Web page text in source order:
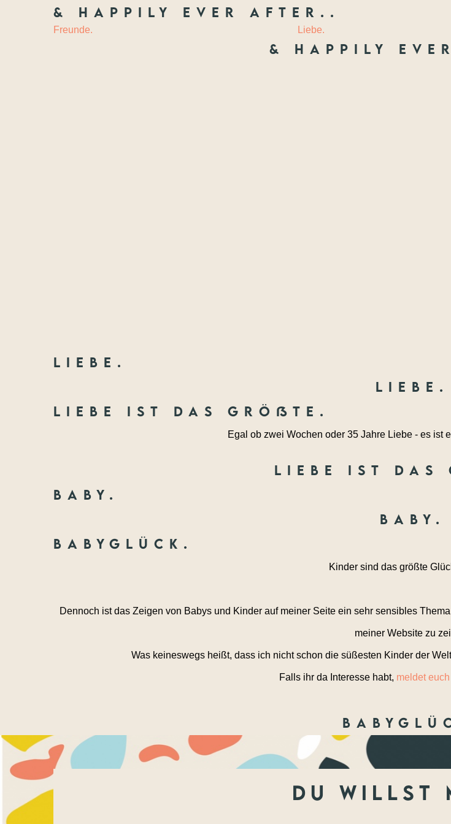
& LIEBE
& happily ever after..
Freunde. Liebe.
& happily
Liebe.
Liebe.
Liebe ist das größte.
Egal ob zwei Wochen oder 35 Jahre Liebe - es ist
Liebe ist das
Baby.
Baby.
Babyglück.
Kinder sind das größte
Dennoch ist das Zeigen von Babys und Kinder auf meiner Seite ein sehr sensibles
meiner Website zu
Was keineswegs heißt, dass ich nicht schon die süßesten Kinder der
Falls ihr da Interesse habt, meldet euch
du willst